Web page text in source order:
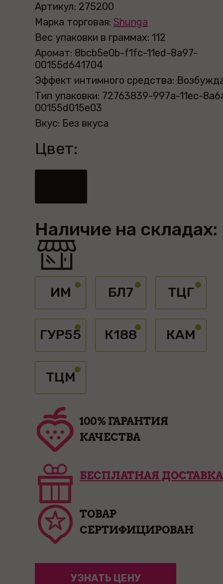
Артикул: 275200
Марка торговая: Shunga
Вес упаковки в граммах: 112
Аромат: 8bcb5e0b-f1fc-11ed-8a97-
00155d641704
Эффект интимного средства:
Тип упаковки: 72763839-997a-11ec-
00155d015e03
Вкус: Без вкуса
Цвет:
Наличие на складах:
ИМ БЛ7 ТЦГ
ГУР55 К188 КАМ
ТЦМ
100% ГАРАНТИЯ
КАЧЕСТВА
БЕСПЛАТНАЯ ДОСТАВКА
ТОВАР
СЕРТИФИЦИРОВАН
УЗНАТЬ ЦЕНУ